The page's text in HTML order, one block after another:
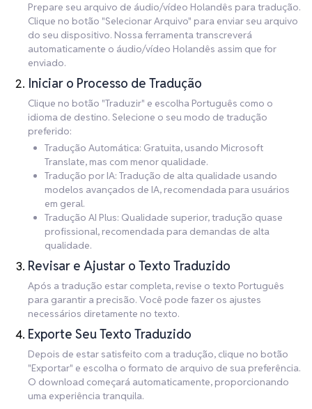
Prepare seu arquivo de áudio/vídeo Holandês para tradução.
Clique no botão "Selecionar Arquivo" para enviar seu arquivo
do seu dispositivo. Nossa ferramenta transcreverá
automaticamente o áudio/vídeo Holandês assim que for
enviado.
Iniciar o Processo de Tradução
Clique no botão "Traduzir" e escolha Português como o
idioma de destino. Selecione o seu modo de tradução
preferido:
Tradução Automática: Gratuita, usando Microsoft
Translate, mas com menor qualidade.
Tradução por IA: Tradução de alta qualidade usando
modelos avançados de IA, recomendada para usuários
em geral.
Tradução AI Plus: Qualidade superior, tradução quase
profissional, recomendada para demandas de alta
qualidade.
Revisar e Ajustar o Texto Traduzido
Após a tradução estar completa, revise o texto Português
para garantir a precisão. Você pode fazer os ajustes
necessários diretamente no texto.
Exporte Seu Texto Traduzido
Depois de estar satisfeito com a tradução, clique no botão
"Exportar" e escolha o formato de arquivo de sua preferência.
O download começará automaticamente, proporcionando
uma experiência tranquila.